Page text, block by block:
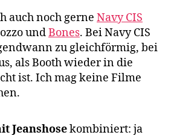
auch noch gerne Navy CIS
undBones. Bei Navy CIS
zu gleichförmig, bei
als Booth wieder in die
ist. Ich mag keine Filme
Jeanshosekombiniert: ja